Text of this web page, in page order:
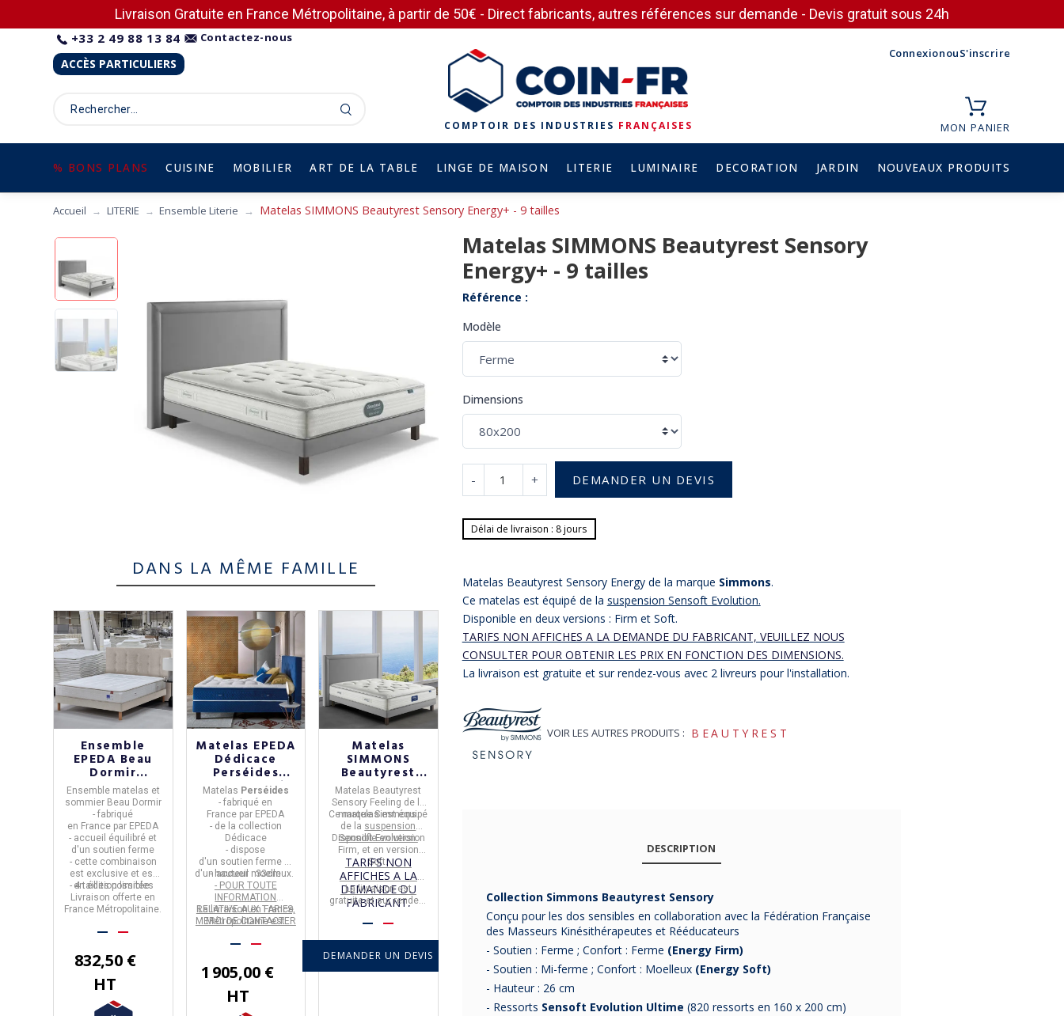
Livraison Gratuite en France Métropolitaine, à partir de 50€ - Direct fabricants, autres références sur demande - Devis gratuit sous 24h
+33 2 49 88 13 84 Contactez-nous
ACCÈS PARTICULIERS
ConnexionouS'inscrire
COMPTOIR DES INDUSTRIES FRANÇAISES MON PANIER
% BONS PLANS CUISINE MOBILIER ART DE LA TABLE LINGE DE MAISON LITERIE LUMINAIRE DECORATION JARDIN NOUVEAUX PRODUITS
Accueil LITERIE Ensemble Literie Matelas SIMMONS Beautyrest Sensory Energy+ - 9 tailles
DANS LA MÊME FAMILLE
Ensemble
EPEDA Beau
Dormir
matelas à
ressorts
sommier - 4
tailles
Ensemble matelas et
sommier Beau Dormir
- fabriqué
en France par EPEDA
- accueil équilibré et
d'un soutien ferme
- cette combinaison
est exclusive et est
enédition limitée.
- 4 tailles possibles
Livraison offerte en
France Métropolitaine.
832,50 €
HT
Matelas EPEDA
Dédicace
Perséides
33cm accueil
moelleux
soutien ferme
- 19 tailles 6
coloris
Matelas Perséides
- fabriqué en
France par EPEDA
- de la collection
Dédicace
- dispose
d'un soutien ferme et
d'un accueil moelleux.
- hauteur : 33cm
- POUR TOUTE
INFORMATION
RELATIVE AUX TARIFS,
MERCI DE CONTACTER
CLIENT.
La livraison en France
Métropolitaine est
1 905,00 €
HT
Matelas
SIMMONS
Beautyrest
Sensory
Feeling+ - 9
tailles
Matelas Beautyrest
Sensory Feeling de la
marqueSimmons.
Ce matelas est équipé
de la suspension
Sensoft Evolution.
Disponible en version
Firm, et en version
Soft.
TARIFS NON
AFFICHES A LA
DEMANDE DU
FABRICANT,
OBTENIR LES PRIX
EN FONCTION DES
DIMENSIONS.
La livraison est
gratuite et sur rendez-
pour l'installation.
DEMANDER UN DEVIS
Matelas SIMMONS Beautyrest Sensory
Energy+ - 9 tailles
Référence :
Modèle
Dimensions
- + DEMANDER UN DEVIS
Délai de livraison : 8 jours
Matelas Beautyrest Sensory Energy de la marque Simmons.
Ce matelas est équipé de la suspension Sensoft Evolution.
Disponible en deux versions : Firm et Soft.
TARIFS NON AFFICHES A LA DEMANDE DU FABRICANT, VEUILLEZ NOUS
CONSULTER POUR OBTENIR LES PRIX EN FONCTION DES DIMENSIONS.
La livraison est gratuite et sur rendez-vous avec 2 livreurs pour l'installation.
VOIR LES AUTRES PRODUITS : BEAUTYREST
DESCRIPTION
Collection Simmons Beautyrest Sensory
Conçu pour les dos sensibles en collaboration avec la Fédération Française
des Masseurs Kinésithérapeutes et Rééducateurs
- Soutien : Ferme ; Confort : Ferme (Energy Firm)
- Soutien : Mi-ferme ; Confort : Moelleux (Energy Soft)
- Hauteur : 26 cm
- Ressorts Sensoft Evolution Ultime (820 ressorts en 160 x 200 cm)